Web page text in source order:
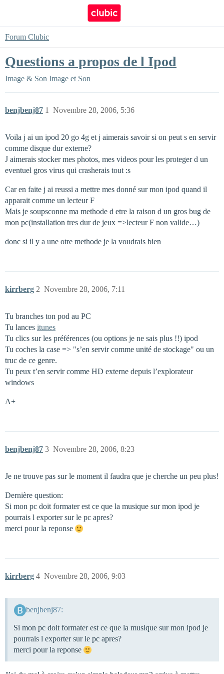
Forum Clubic
Questions a propos de l Ipod
Image & Son Image et Son
benjbenj87 Novembre 28, 2006, 5:36
1
Voila j ai un ipod 20 go 4g et j aimerais savoir si on peut s en servir
comme disque dur externe?
J aimerais stocker mes photos, mes videos pour les proteger d un
eventuel gros virus qui crasherais tout :s
Car en faite j ai reussi a mettre mes donné sur mon ipod quand il
apparait comme un lecteur F
Mais je soupsconne ma methode d etre la raison d un gros bug de
mon pc(installation tres dur de jeux =>lecteur F non valide…)
donc si il y a une otre methode je la voudrais bien
kirrberg Novembre 28, 2006, 7:11
2
Tu branches ton pod au PC
Tu lances itunes
Tu clics sur les préférences (ou options je ne sais plus !!) ipod
Tu coches la case => "s’en servir comme unité de stockage" ou un
truc de ce genre.
Tu peux t’en servir comme HD externe depuis l’explorateur
windows
A+
benjbenj87 Novembre 28, 2006, 8:23
3
Je ne trouve pas sur le moment il faudra que je cherche un peu plus!
Dernière question:
Si mon pc doit formater est ce que la musique sur mon ipod je
pourrais l exporter sur le pc apres?
merci pour la reponse
kirrberg Novembre 28, 2006, 9:03
4
benjbenj87:
Si mon pc doit formater est ce que la musique sur mon ipod je
pourrais l exporter sur le pc apres?
merci pour la reponse